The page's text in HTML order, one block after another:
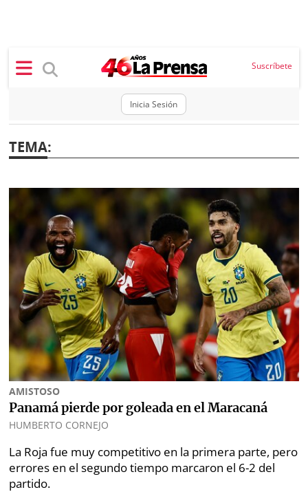
Inicia Sesión
Suscríbete
SECCIONES
Portada
Locales
Sociedad
Judiciales
Política
Economía
Mundo
Deportes
Ponle
Firma
BBC
Ellas
Status
K
Vivir+
Opinión
Blogs
Fotografías
Videos
Fe
de
erratas
TEMA:
AMISTOSO
Panamá pierde por goleada en el Maracaná
HUMBERTO CORNEJO
La Roja fue muy competitivo en la primera parte, pero
errores en el segundo tiempo marcaron el 6-2 del
partido.